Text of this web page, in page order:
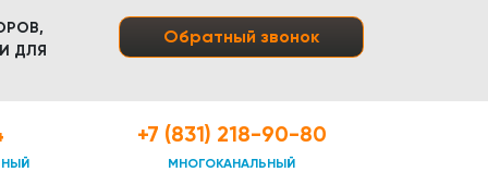
ДЛЯ
Обратный звонок
+7 (831) 218-90-80
МНОГОКАНАЛЬНЫЙ